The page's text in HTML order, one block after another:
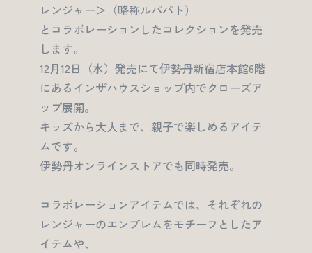
レンジャー＞（略称ルパパト）
とコラボレーションしたコレクションを発売
します。
12月12日（水）発売にて伊勢丹新宿店本館6階
にあるインザハウスショップ内でクローズア
ップ展開。
キッズから大人まで、親子で楽しめるアイテ
ムです。
伊勢丹オンラインストアでも同時発売。
コラボレーションアイテムでは、それぞれの
レンジャーのエンブレムをモチーフとしたア
イテムや、